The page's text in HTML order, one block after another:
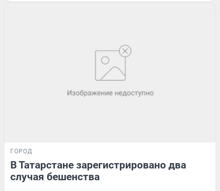
ГОРОД
В Татарстане зарегистрировано два
случая бешенства